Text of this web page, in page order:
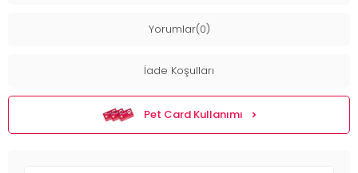
Yorumlar(0)
İade Koşulları
Pet Card Kullanımı